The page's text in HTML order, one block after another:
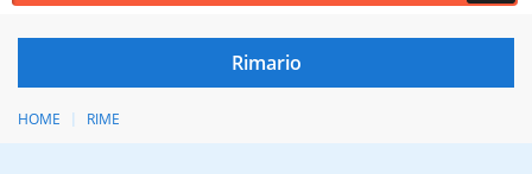
HOME RIME